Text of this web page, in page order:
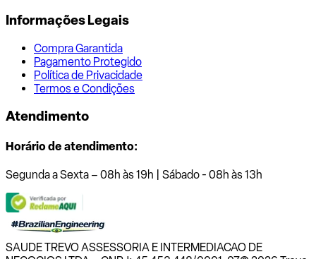
Informações Legais
Compra Garantida
Pagamento Protegido
Política de Privacidade
Termos e Condições
Atendimento
Horário de atendimento:
Segunda a Sexta – 08h às 19h | Sábado - 08h às 13h
SAUDE TREVO ASSESSORIA E INTERMEDIACAO DE